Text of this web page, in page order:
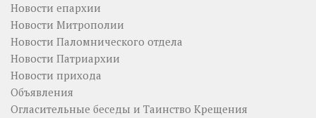
Новости епархии
Новости Митрополии
Новости Паломнического отдела
Новости Патриархии
Новости прихода
Объявления
Огласительные беседы и Таинство Крещения